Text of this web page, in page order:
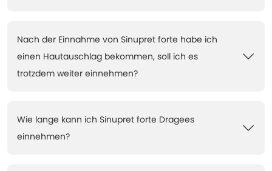
Nach der Einnahme von Sinupret forte habe ich
einen Hautauschlag bekommen, soll ich es
trotzdem weiter einnehmen?
Wie lange kann ich Sinupret forte Dragees
einnehmen?